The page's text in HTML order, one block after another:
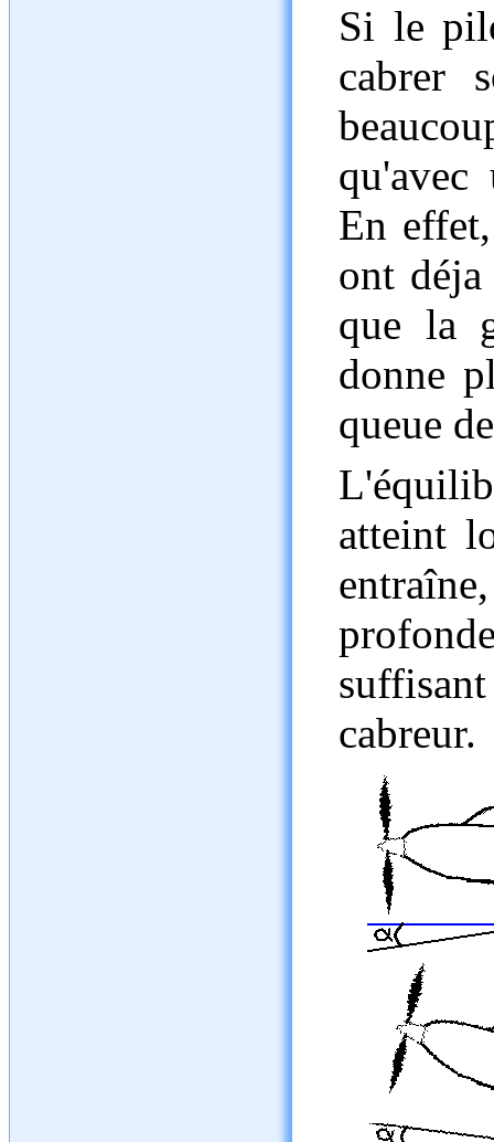
Si le
cabrer
En
ont
que la
donne
queue
atteint
cabreur.